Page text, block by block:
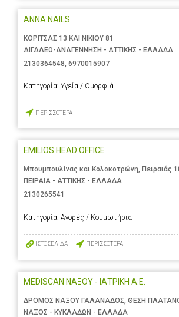
ANNA NAILS
ΚΟΡΙΤΣΑΣ 13 ΚΑΙ ΝΙΚΙΟΥ 81
ΑΙΓΑΛΕΩ-ΑΝΑΓΕΝΝΗΣΗ - ΑΤΤΙΚΗΣ - ΕΛΛΑΔΑ
2130364548, 6970015907
Κατηγορία: Υγεία / Ομορφιά
ΠΕΡΙΣΣΟΤΕΡΑ
EMILIOS HEAD OFFICE
Μπουμπουλίνας και Κολοκοτρώνη, Πειραιάς
ΠΕΙΡΑΙΑ - ΑΤΤΙΚΗΣ - ΕΛΛΑΔΑ
2130265541
Κατηγορία: Αγορές / Κομμωτήρια
ΙΣΤΟΣΕΛΙΔΑ ΠΕΡΙΣΣΟΤΕΡΑ
MEDISCAN ΝΑΞΟΥ - ΙΑΤΡΙΚΗ Α.Ε.
ΔΡΟΜΟΣ ΝΑΞΟΥ ΓΑΛΑΝΑΔΟΣ, ΘΕΣΗ
ΝΑΞΟΣ - ΚΥΚΛΑΔΩΝ - ΕΛΛΑΔΑ